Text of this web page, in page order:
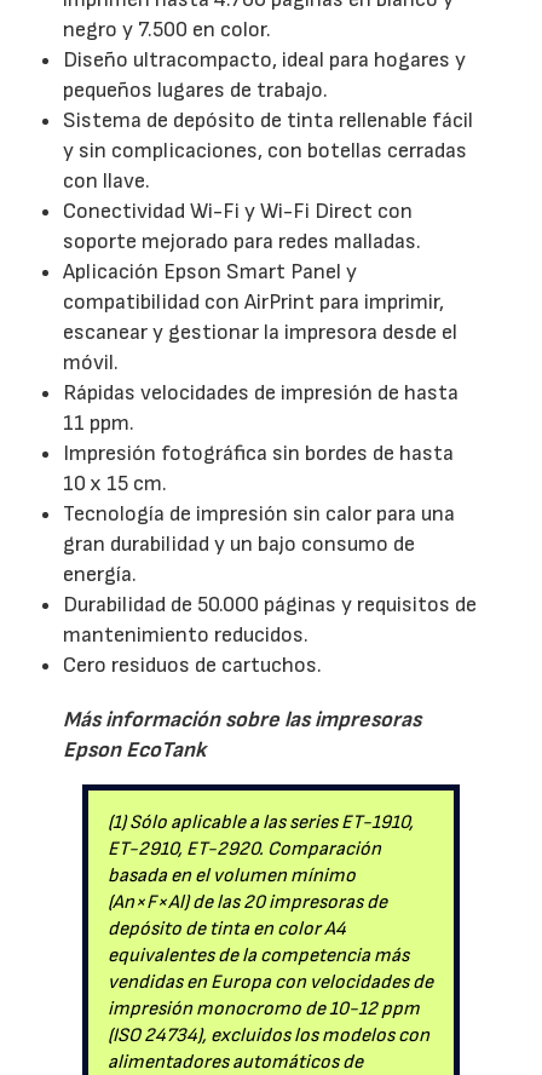
negro y 7.500 en color.
Diseño ultracompacto, ideal para hogares y
pequeños lugares de trabajo.
Sistema de depósito de tinta rellenable fácil
y sin complicaciones, con botellas cerradas
con llave.
Conectividad Wi-Fi y Wi-Fi Direct con
soporte mejorado para redes malladas.
Aplicación Epson Smart Panel y
compatibilidad con AirPrint para imprimir,
escanear y gestionar la impresora desde el
móvil.
Rápidas velocidades de impresión de hasta
11 ppm.
Impresión fotográfica sin bordes de hasta
10 x 15 cm.
Tecnología de impresión sin calor para una
gran durabilidad y un bajo consumo de
energía.
Durabilidad de 50.000 páginas y requisitos de
mantenimiento reducidos.
Cero residuos de cartuchos.
Más información sobre las impresoras
Epson EcoTank
(1) Sólo aplicable a las series ET-1910,
ET-2910, ET-2920. Comparación
basada en el volumen mínimo
(An×F×Al) de las 20 impresoras de
depósito de tinta en color A4
equivalentes de la competencia más
vendidas en Europa con velocidades de
impresión monocromo de 10-12 ppm
(ISO 24734), excluidos los modelos con
alimentadores automáticos de